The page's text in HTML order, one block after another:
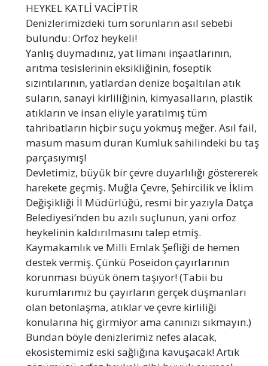
HEYKEL KATLİ VACİPTİR
Denizlerimizdeki tüm sorunların asıl sebebi
bulundu: Orfoz heykeli!
Yanlış duymadınız, yat limanı inşaatlarının,
arıtma tesislerinin eksikliğinin, foseptik
sızıntılarının, yatlardan denize boşaltılan atık
suların, sanayi kirliliğinin, kimyasalların, plastik
atıkların ve insan eliyle yaratılmış tüm
tahribatların hiçbir suçu yokmuş meğer. Asıl fail,
masum masum duran Kumluk sahilindeki bu taş
parçasıymış!
Devletimiz, büyük bir çevre duyarlılığı göstererek
harekete geçmiş. Muğla Çevre, Şehircilik ve İklim
Değişikliği İl Müdürlüğü, resmi bir yazıyla Datça
Belediyesi’nden bu azılı suçlunun, yani orfoz
heykelinin kaldırılmasını talep etmiş.
Kaymakamlık ve Milli Emlak Şefliği de hemen
destek vermiş. Çünkü Poseidon çayırlarının
korunması büyük önem taşıyor! (Tabii bu
kurumlarımız bu çayırların gerçek düşmanları
olan betonlaşma, atıklar ve çevre kirliliği
konularına hiç girmiyor ama canınızı sıkmayın.)
Bundan böyle denizlerimiz nefes alacak,
ekosistemimiz eski sağlığına kavuşacak! Artık